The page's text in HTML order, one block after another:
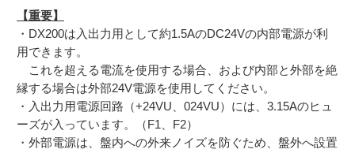
【重要】
・DX200は入出力用として約1.5AのDC24Vの内部電源が利
用できます。
これを超える電流を使用する場合、および内部と外部を絶
縁する場合は外部24V電源を使用してください。
・入出力用電源回路（+24VU、024VU）には、3.15Aのヒュ
ーズが入っています。（F1、F2）
・外部電源は、盤内への外来ノイズを防ぐため、盤外へ設置